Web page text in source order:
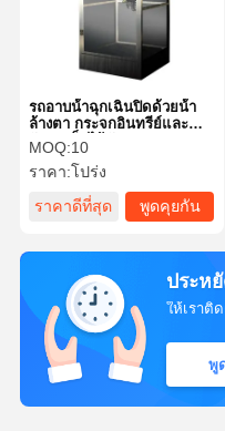
รถอาบน้ําฉุกเฉินปิดด้วยน้ํา
ล้างตา กระจกอินทรีย์และ
วัสดุเหล็กไร้ขัด
MOQ:10
ราคา:โปร่ง
ราคาดีที่สุด
พูดคุยกัน
ประห
ให้เรา
พู